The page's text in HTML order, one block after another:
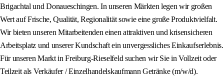
Brigachtal und Donaueschingen. In unseren Märkten legen wir großen
Wert auf Frische, Qualität, Regionalität sowie eine große Produktvielfalt.
Wir bieten unseren Mitarbeitenden einen attraktiven und krisensicheren
Arbeitsplatz und unserer Kundschaft ein unvergessliches Einkaufserlebnis.
Für unseren Markt in Freiburg-Rieselfeld suchen wir Sie in Vollzeit oder
Teilzeit als Verkäufer / Einzelhandelskaufmann Getränke (m/w/d).